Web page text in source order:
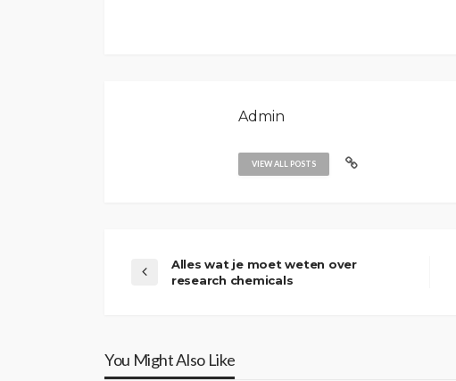
Admin
VIEW ALL POSTS
Alles wat je moet weten over
research chemicals
You Might Also Like